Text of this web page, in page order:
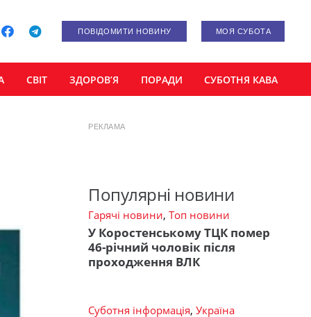
ПОВІДОМИТИ НОВИНУ МОЯ СУБОТА
СВІТ ЗДОРОВ’Я ПОРАДИ СУБОТНЯ КАВА
РЕКЛАМА
Популярні новини
Гарячі новини, Топ новини
У Коростенському ТЦК помер
46-річний чоловік після
проходження ВЛК
Суботня інформація, Україна